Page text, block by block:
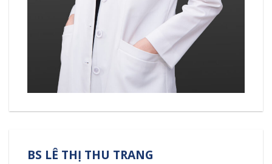
BS LÊ THỊ THU TRANG